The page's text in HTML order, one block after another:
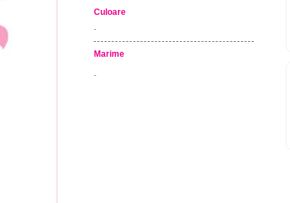
Culoare
-
Marime
-